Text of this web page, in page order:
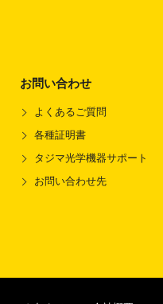
お問い合わせ
よくあるご質問
各種証明書
タジマ光学機器サポート
お問い合わせ先